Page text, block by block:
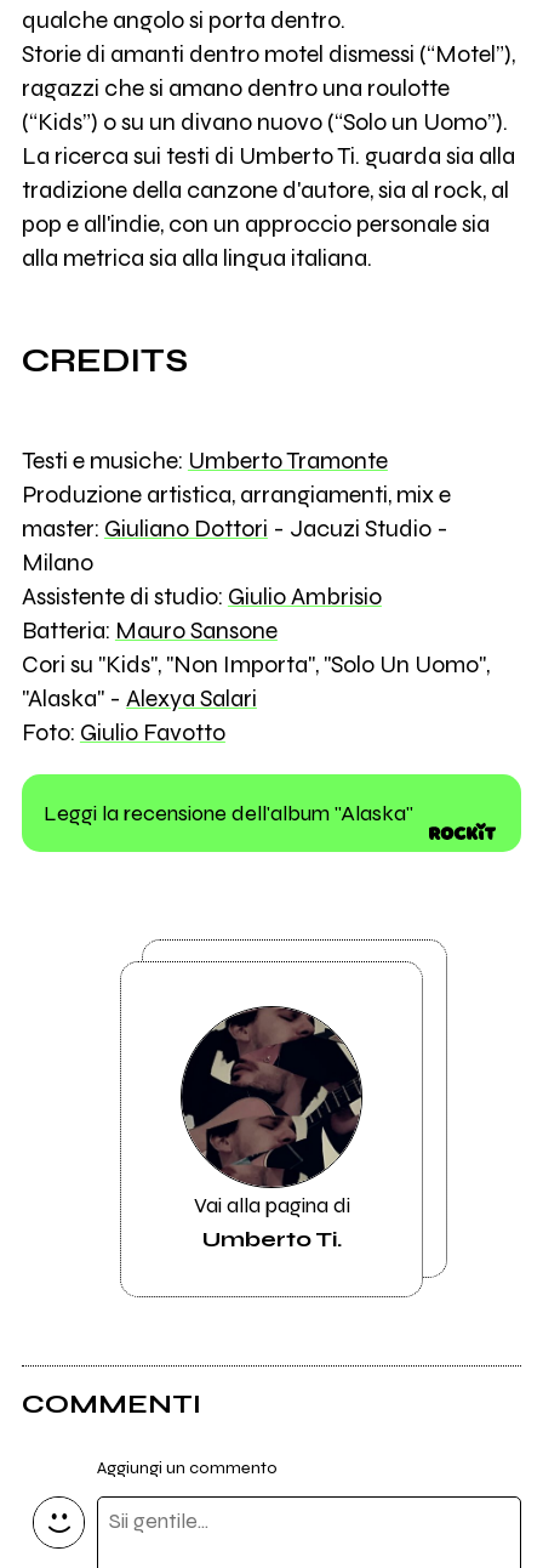
qualche angolo si porta dentro.
Storie di amanti dentro motel dismessi (“Motel”),
ragazzi che si amano dentro una roulotte
(“Kids”) o su un divano nuovo (“Solo un Uomo”).
La ricerca sui testi di Umberto Ti. guarda sia alla
tradizione della canzone d'autore, sia al rock, al
pop e all'indie, con un approccio personale sia
alla metrica sia alla lingua italiana.
CREDITS
Testi e musiche: Umberto Tramonte
Produzione artistica, arrangiamenti, mix e
master: Giuliano Dottori - Jacuzi Studio -
Milano
Assistente di studio: Giulio Ambrisio
Batteria: Mauro Sansone
Cori su "Kids", "Non Importa", "Solo Un Uomo",
"Alaska" - Alexya Salari
Foto: Giulio Favotto
Leggi la recensione dell'album "Alaska"
Vai alla pagina di
Umberto Ti.
COMMENTI
Aggiungi un commento